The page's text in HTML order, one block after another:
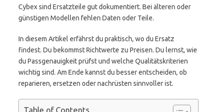
Cybex sind Ersatzteile gut dokumentiert. Bei älteren oder
günstigen Modellen fehlen Daten oder Teile.
In diesem Artikel erfährst du praktisch, wo du Ersatz
findest. Du bekommst Richtwerte zu Preisen. Du lernst, wie
du Passgenauigkeit prüfst und welche Qualitätskriterien
wichtig sind. Am Ende kannst du besser entscheiden, ob
reparieren, ersetzen oder nachrüsten sinnvoller ist.
Table of Contents